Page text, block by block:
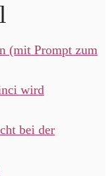
(mit Prompt zum
wird
bei der